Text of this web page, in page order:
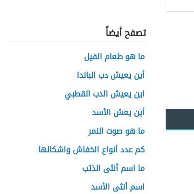
تصفح أيضاً
ما هو طعام الفيل
أين يعيش دب الباندا
اين يعيش الدب القطبي
أين يعش الأسد
ما هو صوت النمر
كم عدد أنواع الخفاش واشكالها
ما اسم أنثى الذئب
اسم أنثى الأسد